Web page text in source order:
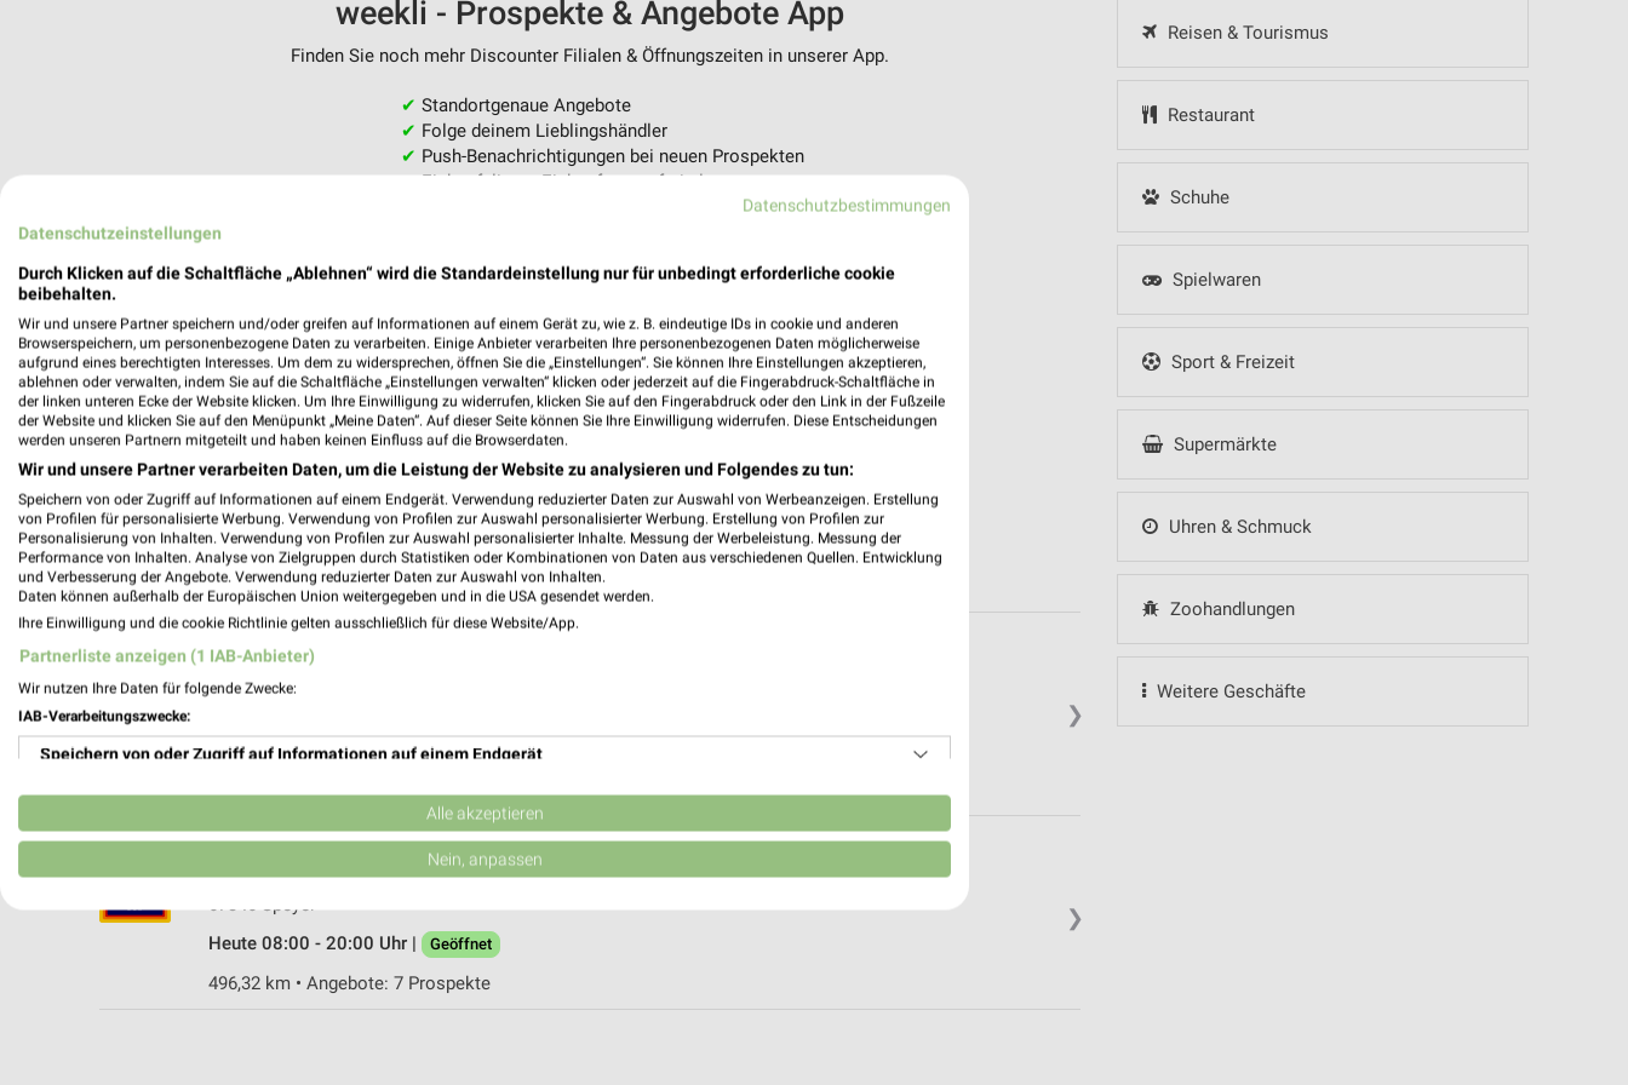
Reisen & Tourismus
Restaurant
Schuhe
Spielwaren
Sport & Freizeit
Supermärkte
Uhren & Schmuck
Zoohandlungen
Weitere Geschäfte
weekli - Prospekte & Angebote App
Finden Sie noch mehr Discounter Filialen & Öffnungszeiten in unserer App.
✔ Standortgenaue Angebote
✔ Folge deinem Lieblingshändler
✔ Push-Benachrichtigungen bei neuen Prospekten
✔Einkaufsliste - Einkauf stressfrei planen
❯
PENNY Waldsee
67165 Waldsee
Heute 07:30 - 21:00 Uhr | Geöffnet
❯
Tullastraße 53
67346 Speyer
Heute 08:00 - 20:00 Uhr |
Geöffnet
496,32 km • Angebote: 7 Prospekte
Datenschutzbestimmungen
Datenschutzeinstellungen
Durch Klicken auf die Schaltfläche „Ablehnen“ wird die Standardeinstellung nur für unbedingt erforderliche cookie
beibehalten.
Wir und unsere Partner speichern und/oder greifen auf Informationen auf einem Gerät zu, wie z. B. eindeutige IDs in cookie und anderen
Browserspeichern, um personenbezogene Daten zu verarbeiten. Einige Anbieter verarbeiten Ihre personenbezogenen Daten möglicherweise
aufgrund eines berechtigten Interesses. Um dem zu widersprechen, öffnen Sie die „Einstellungen“. Sie können Ihre Einstellungen akzeptieren,
ablehnen oder verwalten, indem Sie auf die Schaltfläche „Einstellungen verwalten“ klicken oder jederzeit auf die Fingerabdruck-Schaltfläche in
der linken unteren Ecke der Website klicken. Um Ihre Einwilligung zu widerrufen, klicken Sie auf den Fingerabdruck oder den Link in der Fußzeile
der Website und klicken Sie auf den Menüpunkt „Meine Daten“. Auf dieser Seite können Sie Ihre Einwilligung widerrufen. Diese Entscheidungen
werden unseren Partnern mitgeteilt und haben keinen Einfluss auf die Browserdaten.
Wir und unsere Partner verarbeiten Daten, um die Leistung der Website zu analysieren und Folgendes zu tun:
Speichern von oder Zugriff auf Informationen auf einem Endgerät. Verwendung reduzierter Daten zur Auswahl von Werbeanzeigen. Erstellung
von Profilen für personalisierte Werbung. Verwendung von Profilen zur Auswahl personalisierter Werbung. Erstellung von Profilen zur
Personalisierung von Inhalten. Verwendung von Profilen zur Auswahl personalisierter Inhalte. Messung der Werbeleistung. Messung der
Performance von Inhalten. Analyse von Zielgruppen durch Statistiken oder Kombinationen von Daten aus verschiedenen Quellen. Entwicklung
und Verbesserung der Angebote. Verwendung reduzierter Daten zur Auswahl von Inhalten.
Daten können außerhalb der Europäischen Union weitergegeben und in die USA gesendet werden.
Ihre Einwilligung und die cookie Richtlinie gelten ausschließlich für diese Website/App.
Partnerliste anzeigen (1 IAB-Anbieter)
Wir nutzen Ihre Daten für folgende Zwecke:
IAB-Verarbeitungszwecke:
Speichern von oder Zugriff auf Informationen auf einem Endgerät
Verwendung reduzierter Daten zur Auswahl von Werbeanzeigen
Erstellung von Profilen für personalisierte Werbung
Erstellung von Profilen zur Personalisierung von Inhalten
Alle akzeptieren
Nein, anpassen